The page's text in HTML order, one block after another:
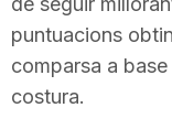
a
puntuacions
comparsa a
costura.